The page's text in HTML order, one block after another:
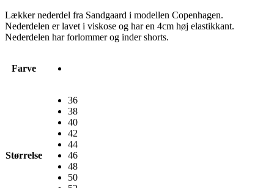
Lækker nederdel fra Sandgaard i modellen Copenhagen.
Nederdelen er lavet i viskose og har en 4cm høj elastikkant.
Nederdelen har forlommer og inder shorts.
Farve
Størrelse
36
38
40
42
44
46
48
50